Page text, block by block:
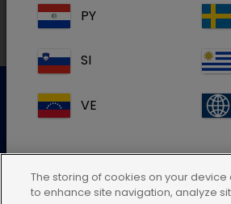
Gelieve onze klantenservice te
info
PY
SI
VE
The storing of cookies on your
to enhance site navigation, analyze